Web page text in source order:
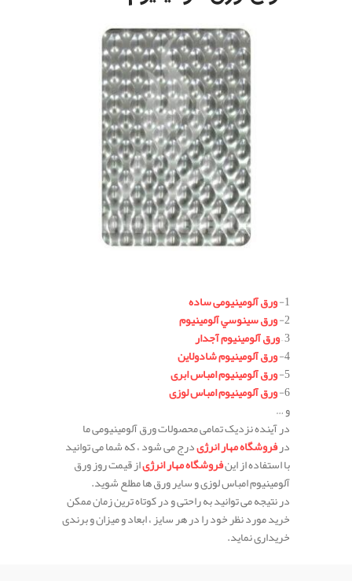
1- ورق آلومینیومی ساده
2- ورق سينوسي آلومينيوم
3 – ورق آلومینیوم آجدار
4- ورق آلومینیوم شادولاین
5- ورق آلومینیوم امباس ابری
6- ورق آلومينيوم امباس لوزی
و …
در آینده نزدیک تمامی محصولات ورق آلومینیومی ما
درفروشگاه مهار انرژیدرج می شود ، که شما می توانید
با استفاده از اینفروشگاه مهار انرژیاز قیمت روز ورق
آلومینیوم امباس لوزی و سایر ورق ها مطلع شوید.
در نتیجه می توانید به راحتی و در کوتاه ترین زمان ممکن
خرید مورد نظر خود را در هر سایز ، ابعاد و میزان و برندی
خریداری نماید.